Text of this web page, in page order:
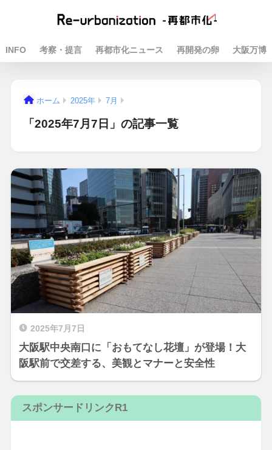
INFO 考察・提言 再都市化ニュース 再開発の卵 大阪万博
ホーム 2025年 7月
「2025年7月7日」の記事一覧
2025年7月7日
大阪駅中央南口に「おもてなし花壇」が登場！大
阪駅前で交差する、美観とマナーと安全性
スポンサードリンクR1